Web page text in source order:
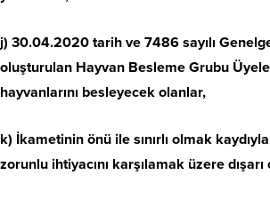
j) 30.04.2020 tarih ve 7486 sayılı
oluşturulan Hayvan Besleme Grubu
hayvanlarını besleyecek olanlar,
k) İkametinin önü ile sınırlı olmak
zorunlu ihtiyacını karşılamak üzere dışarı